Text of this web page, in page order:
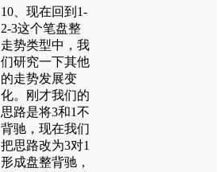
10、现在回到1-
2-3这个笔盘整
走势类型中，我
们研究一下其他
的走势发展变
化。刚才我们的
思路是将3和1不
背驰，现在我们
把思路改为3对1
形成盘整背驰，